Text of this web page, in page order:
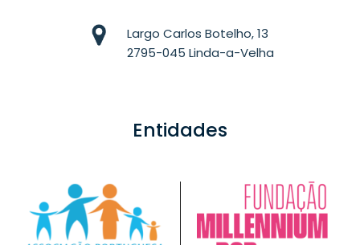
Largo Carlos Botelho, 13
2795-045 Linda-a-Velha
Entidades